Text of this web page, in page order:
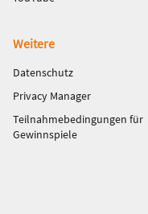
Weitere
Datenschutz
Privacy Manager
Teilnahmebedingungen für
Gewinnspiele